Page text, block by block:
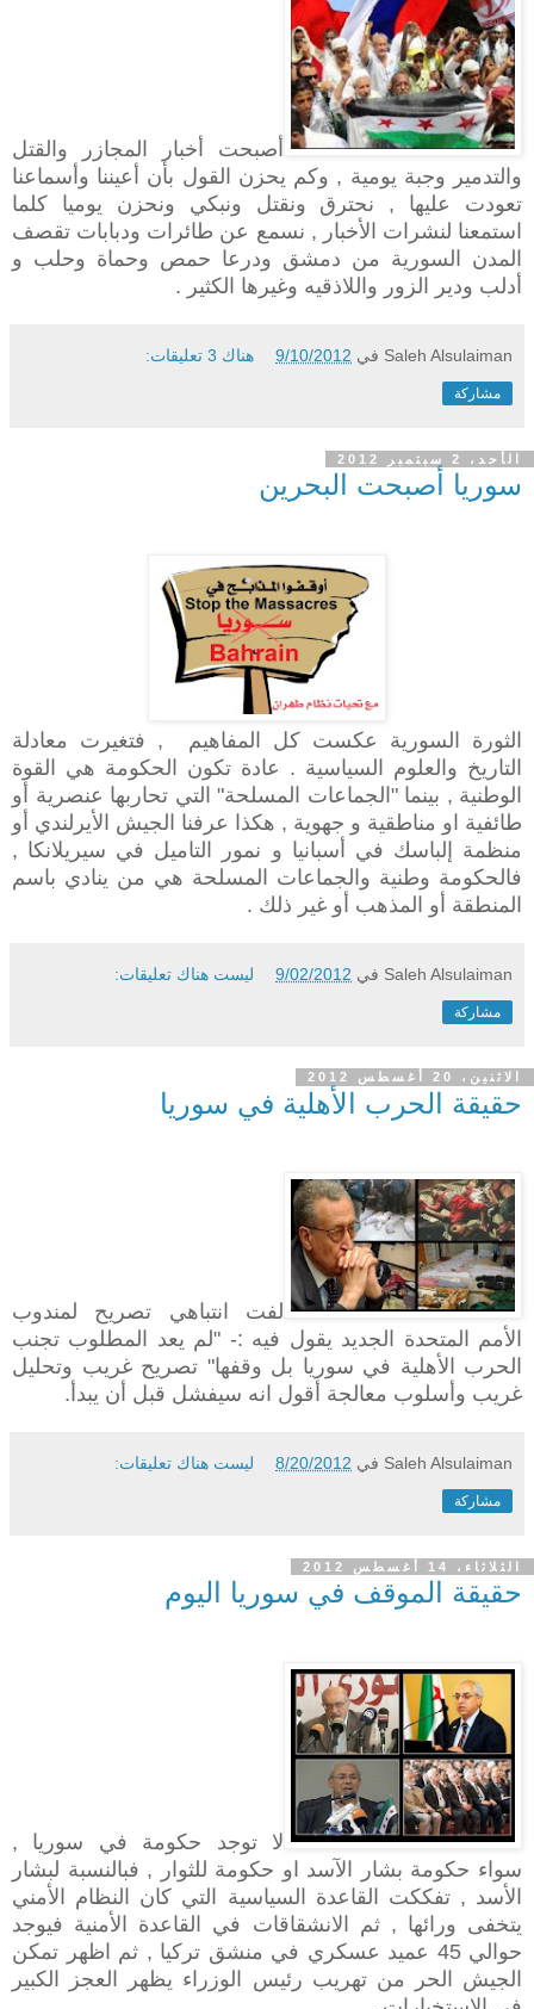
أصبحت أخبار المجازر والقتل
والتدمير وجبة يومية , وكم يحزن القول بأن أعيننا وأسماعنا
تعودت عليها , نحترق ونقتل ونبكي ونحزن يوميا كلما
استمعنا لنشرات الأخبار , نسمع عن طائرات ودبابات تقصف
المدن السورية من دمشق ودرعا حمص وحماة وحلب و
أدلب ودير الزور واللاذقيه وغيرها الكثير .
Saleh Alsulaiman في 9/10/2012 هناك 3 تعليقات:
مشاركة
الأحد، 2 سبتمبر 2012
سوريا أصبحت البحرين
الثورة السورية عكست كل المفاهيم , فتغيرت معادلة
التاريخ والعلوم السياسية . عادة تكون الحكومة هي القوة
الوطنية , بينما "الجماعات المسلحة" التي تحاربها عنصرية أو
طائفية او مناطقية و جهوية , هكذا عرفنا الجيش الأيرلندي أو
منظمة إلباسك في أسبانيا و نمور التاميل في سيريلانكا ,
فالحكومة وطنية والجماعات المسلحة هي من ينادي باسم
المنطقة أو المذهب أو غير ذلك .
Saleh Alsulaiman في 9/02/2012 ليست هناك تعليقات:
مشاركة
الاثنين، 20 أغسطس 2012
حقيقة الحرب الأهلية في سوريا
لفت انتباهي تصريح لمندوب
الأمم المتحدة الجديد يقول فيه :- "لم يعد المطلوب تجنب
الحرب الأهلية في سوريا بل وقفها" تصريح غريب وتحليل
غريب وأسلوب معالجة أقول انه سيفشل قبل أن يبدأ.
Saleh Alsulaiman في 8/20/2012 ليست هناك تعليقات:
مشاركة
الثلاثاء، 14 أغسطس 2012
حقيقة الموقف في سوريا اليوم
لا توجد حكومة في سوريا ,
سواء حكومة بشار الآسد او حكومة للثوار , فبالنسبة لبشار
الأسد , تفككت القاعدة السياسية التي كان النظام الأمني
يتخفى ورائها , ثم الانشقاقات في القاعدة الأمنية فيوجد
حوالي 45 عميد عسكري في منشق تركيا , ثم اظهر تمكن
الجيش الحر من تهريب رئيس الوزراء يظهر العجز الكبير